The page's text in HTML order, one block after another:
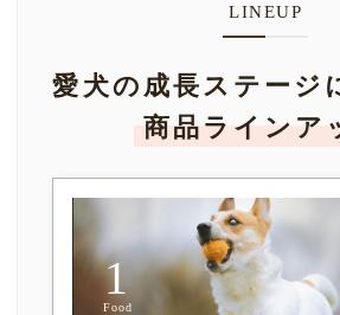
LINEUP
愛犬の成長ステージ
商品ラインア
1
Food